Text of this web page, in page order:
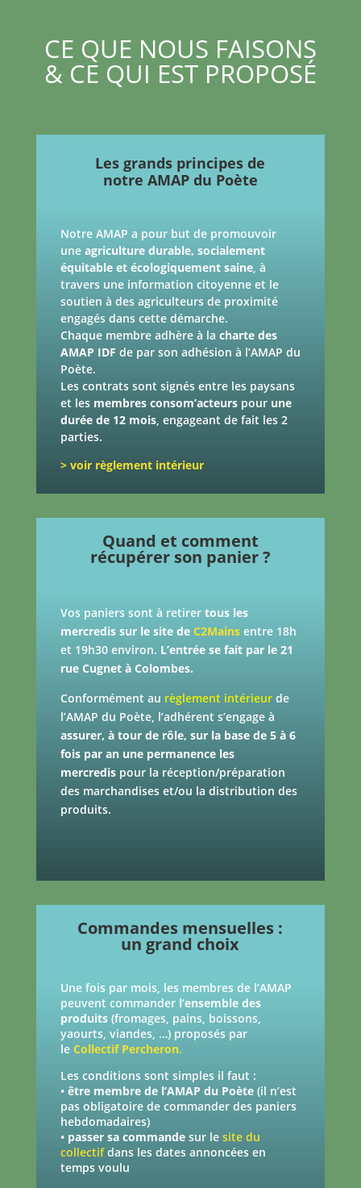
CE QUE NOUS FAISONS
& CE QUI EST PROPOSÉ
Les grands principes de
notre AMAP du Poète
Notre AMAP a pour but de promouvoir
une agriculture durable, socialement
équitable et écologiquement saine, à
travers une information citoyenne et le
soutien à des agriculteurs de proximité
engagés dans cette démarche.
Chaque membre adhère à la charte des
AMAP IDF de par son adhésion à l’AMAP du
Poète.
Les contrats sont signés entre les paysans
et les membres consom’acteurs pour une
durée de 12 mois, engageant de fait les 2
parties.
> voir règlement intérieur
Quand et comment
récupérer son panier ?
Vos paniers sont à retirer tous les
mercredissur le site de C2Mainsentre 18h
et 19h30 environ. L’entrée se fait par le 21
rue Cugnet à Colombes.
Conformément au règlement intérieur de
l’AMAP du Poète, l’adhérent s’engage à
assurer, à tour de rôle, sur la base de 5 à 6
fois par an une permanence les
mercredis pour la réception/préparation
des marchandises et/ou la distribution des
produits.
Commandes mensuelles :
un grand choix
Une fois par mois, les membres de l’AMAP
peuvent commander l’ensemble des
produits (fromages, pains, boissons,
yaourts, viandes, …) proposés par
le Collectif Percheron.
Les conditions sont simples il faut :
• être membre de l’AMAP du Poète (il n’est
pas obligatoire de commander des paniers
hebdomadaires)
• passer sa commande sur le site du
collectif dans les dates annoncées en
temps voulu